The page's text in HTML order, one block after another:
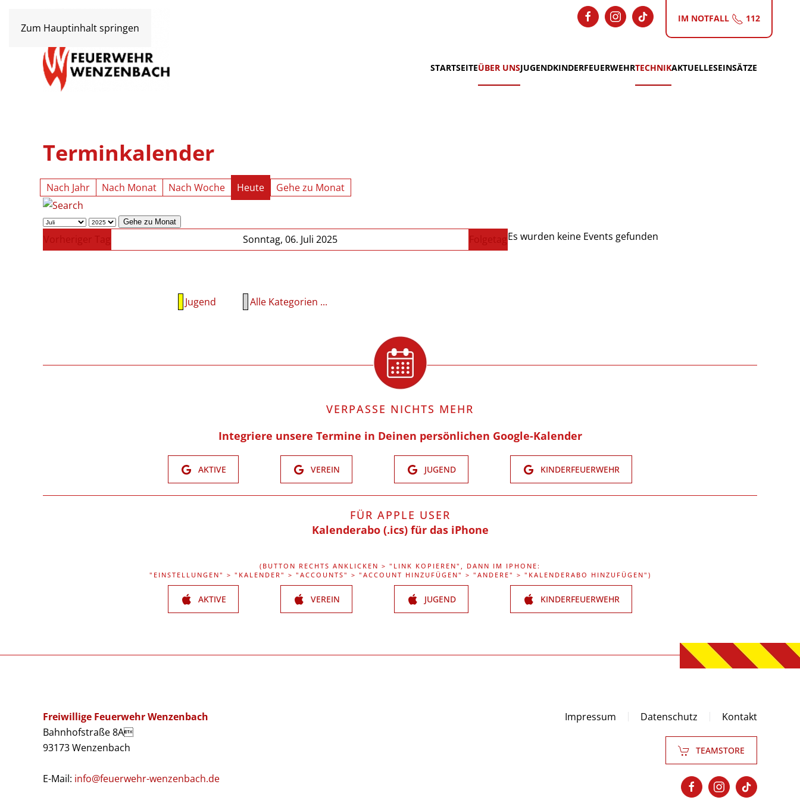
Zum Hauptinhalt springen
IM NOTFALL 112
STARTSEITEÜBER UNSJUGENDKINDERFEUERWEHRTECHNIKAKTUELLESEINSÄTZE
Terminkalender
Nach Jahr Nach Monat Nach Woche Heute Gehe zu Monat
Gehe zu Monat
Vorheriger Tag Sonntag, 06. Juli 2025 FolgetagEs wurden keine Events gefunden
Jugend Alle Kategorien ...
VERPASSE NICHTS MEHR
Integriere unsere Termine in Deinen persönlichen Google-Kalender
AKTIVE VEREIN JUGEND KINDERFEUERWEHR
FÜR APPLE USER
Kalenderabo (.ics) für das iPhone
(BUTTON RECHTS ANKLICKEN > "LINK KOPIEREN", DANN IM IPHONE:
"EINSTELLUNGEN" > "KALENDER" > "ACCOUNTS" > "ACCOUNT HINZUFÜGEN" > "ANDERE" > "KALENDERABO HINZUFÜGEN")
AKTIVE VEREIN JUGEND KINDERFEUERWEHR
Freiwillige Feuerwehr Wenzenbach
Bahnhofstraße 8A
93173 Wenzenbach
E-Mail: info@feuerwehr-wenzenbach.de
Impressum Datenschutz Kontakt
TEAMSTORE